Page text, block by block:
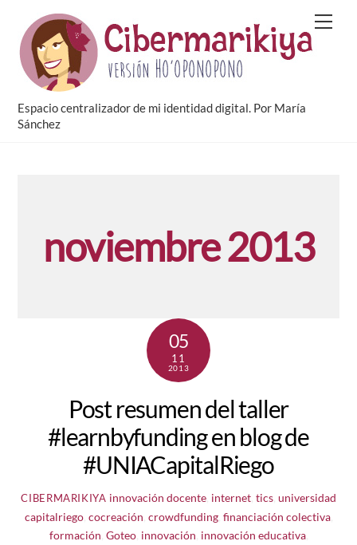
content
Espacio centralizador de mi identidad digital. Por María
Sánchez
noviembre 2013
05
11
2013
Post resumen del taller
#learnbyfunding en blog de
#UNIACapitalRiego
CIBERMARIKIYA innovación docente, internet, tics, universidad
capitalriego, cocreación crowdfunding, financiación colectiva,
formación Goteo, innovación innovación educativa,